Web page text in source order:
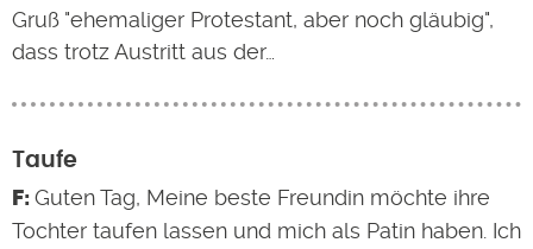
Gruß "ehemaliger Protestant, aber noch gläubig",
dass trotz Austritt aus der…
Taufe
Guten Tag, Meine beste Freundin möchte ihre
Tochter taufen lassen und mich als Patin haben. Ich